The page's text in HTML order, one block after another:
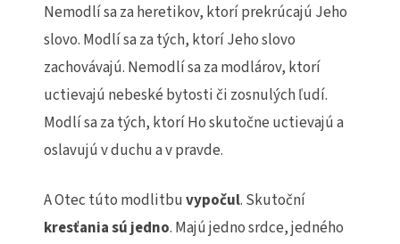
Nemodlí sa za heretikov, ktorí prekrúcajú Jeho
slovo. Modlí sa za tých, ktorí Jeho slovo
zachovávajú. Nemodlí sa za modlárov, ktorí
uctievajú nebeské bytosti či zosnulých ľudí.
Modlí sa za tých, ktorí Ho skutočne uctievajú a
oslavujú v duchu a v pravde.
A Otec túto modlitbuvypočul. Skutoční
kresťania sú jedno. Majú jedno srdce, jedného